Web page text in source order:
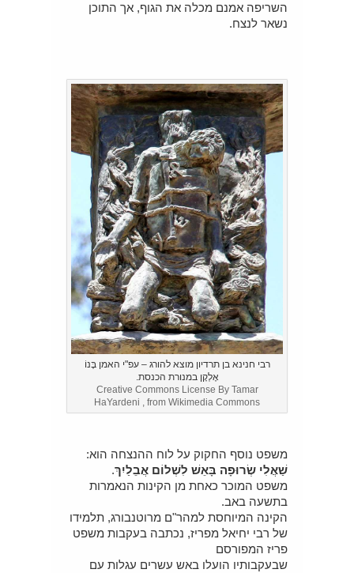
השריפה אמנם מכלה את הגוף, אך התוכן
נשאר לנצח.
רבי חנינא בן תרדיון מוצא להורג – עפ"י האמן בֶּנוֹ
אֶלְקָן במנורת הכנסת.
Creative Commons License By Tamar
HaYardeni , from Wikimedia Commons
משפט נוסף החקוק על לוח ההנצחה הוא:
שַׁאֲלִי שְׂרוּפָה בָּאֵשׁ לִשְׁלוֹם אֲבֵלַיִךְ.
משפט המוכר כאחת מן הקינות הנאמרות
בתשעה באב.
הקינה המיוחסת למהר"ם מרוטנבורג, תלמידו
של רבי יחיאל מפריז, נכתבה בעקבות משפט
פריז המפורסם
שבעקבותיו הועלו באש עשרים עגלות עם